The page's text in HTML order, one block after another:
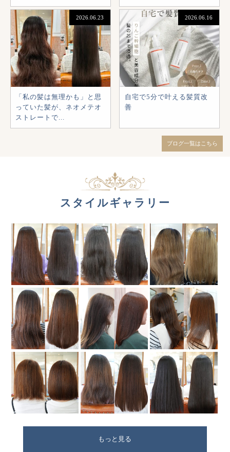
2026.06.23
「私の髪は無理かも」と思
っていた髪が、ネオメテオ
ストレートで...
2026.06.16
自宅で5分で叶える髪質改
善
ブログ一覧はこちら
スタイルギャラリー
もっと見る